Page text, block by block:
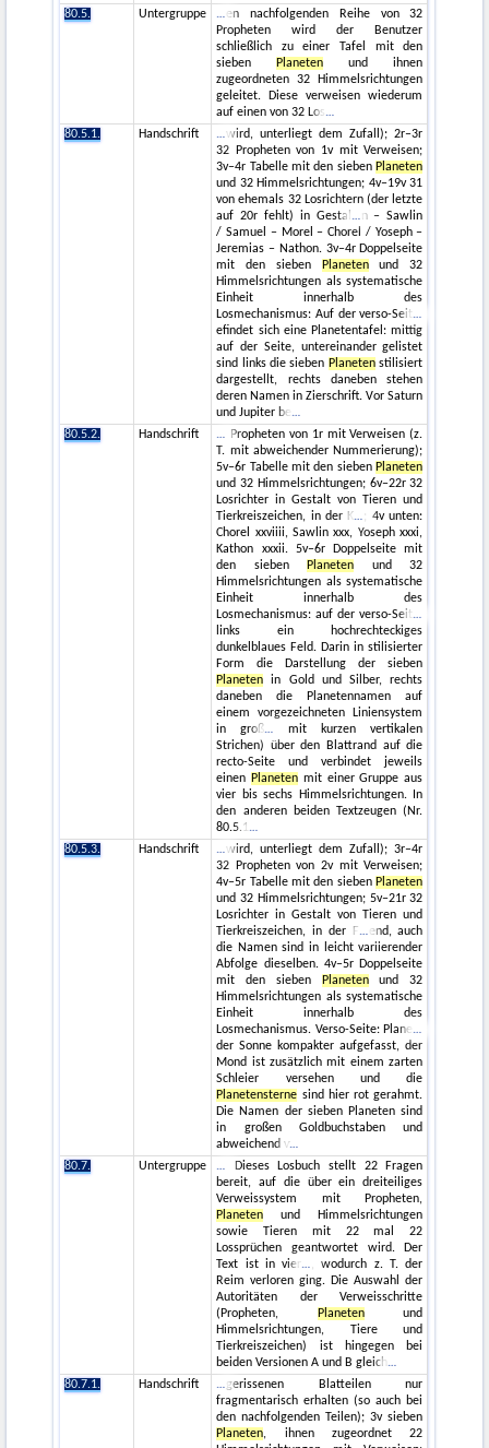
80.5.
Untergruppe
en nachfolgenden Reihe von 32
Propheten wird der Benutzer
schließlich zu einer Tafel mit den
sieben
Planeten und ihnen
zugeordneten 32 Himmelsrichtungen
geleitet. Diese verweisen wiederum
auf einen von 32 Los
80.5.1.
Handschrift
wird, unterliegt dem Zufall); 2r–3r
32 Propheten von 1v mit Verweisen;
3v–4r Tabelle mit den sieben Planeten
und 32 Himmelsrichtungen; 4v–19v 31
von ehemals 32 Losrichtern (der letzte
auf 20r fehlt) in Gestal
n – Sawlin
/ Samuel – Morel – Chorel / Yoseph –
Jeremias – Nathon. 3v–4r Doppelseite
mit den sieben
Planetenund 32
Himmelsrichtungen als systematische
Einheit innerhalb des
Losmechanismus: Auf der verso-Seit
efindet sich eine Planetentafel: mittig
auf der Seite, untereinander gelistet
sind links die sieben Planetenstilisiert
dargestellt, rechts daneben stehen
deren Namen in Zierschrift. Vor Saturn
und Jupiter be
80.5.2.
Handschrift
Propheten von 1r mit Verweisen (z.
T. mit abweichender Nummerierung);
5v–6r Tabelle mit den sieben Planeten
und 32 Himmelsrichtungen; 6v–22r 32
Losrichter in Gestalt von Tieren und
Tierkreiszeichen, in der K
; 4v unten:
Chorel xxviiii, Sawlin xxx, Yoseph xxxi,
Kathon xxxii. 5v–6r Doppelseite mit
den sieben
Planeten und 32
Himmelsrichtungen als systematische
Einheit innerhalb des
Losmechanismus: auf der verso-Seit
links ein hochrechteckiges
dunkelblaues Feld. Darin in stilisierter
Form die Darstellung der sieben
Planeten in Gold und Silber, rechts
daneben die Planetennamen auf
einem vorgezeichneten Liniensystem
in groß
mit kurzen vertikalen
Strichen) über den Blattrand auf die
recto-Seite und verbindet jeweils
einen Planeten mit einer Gruppe aus
vier bis sechs Himmelsrichtungen. In
den anderen beiden Textzeugen (Nr.
80.5.1
80.5.3.
Handschrift
wird, unterliegt dem Zufall); 3r–4r
32 Propheten von 2v mit Verweisen;
4v–5r Tabelle mit den sieben Planeten
und 32 Himmelsrichtungen; 5v–21r 32
Losrichter in Gestalt von Tieren und
Tierkreiszeichen, in der F
end, auch
die Namen sind in leicht variierender
Abfolge dieselben. 4v–5r Doppelseite
mit den sieben
Planetenund 32
Himmelsrichtungen als systematische
Einheit innerhalb des
Losmechanismus. Verso-Seite: Plane
der Sonne kompakter aufgefasst, der
Mond ist zusätzlich mit einem zarten
Schleier versehen und die
Planetensterne sind hier rot gerahmt.
Die Namen der sieben Planeten sind
in großen Goldbuchstaben und
abweichend v
80.7.
Untergruppe
Dieses Losbuch stellt 22 Fragen
bereit, auf die über ein dreiteiliges
Verweissystem mit Propheten,
Planeten und Himmelsrichtungen
sowie Tieren mit 22 mal 22
Lossprüchen geantwortet wird. Der
Text ist in vier
, wodurch z. T. der
Reim verloren ging. Die Auswahl der
Autoritäten der Verweisschritte
(Propheten,
Planetenund
Himmelsrichtungen, Tiere und
Tierkreiszeichen) ist hingegen bei
beiden Versionen A und B gleich
80.7.1.
Handschrift
gerissenen Blatteilen nur
fragmentarisch erhalten (so auch bei
den nachfolgenden Teilen); 3v sieben
Planeten, ihnen zugeordnet 22